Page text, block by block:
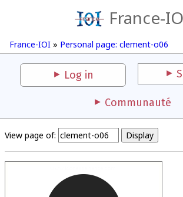
France-
France-IOI » Personal page: clement-o06
Log in
Communauté
View page of: